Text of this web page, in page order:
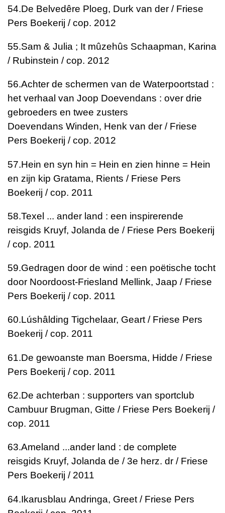
54.De Belvedêre Ploeg, Durk van der / Friese
Pers Boekerij / cop. 2012
55.Sam & Julia ; It mûzehûs Schaapman, Karina
/ Rubinstein / cop. 2012
56.Achter de schermen van de Waterpoortstad :
het verhaal van Joop Doevendans : over drie
gebroeders en twee zusters
Doevendans Winden, Henk van der / Friese
Pers Boekerij / cop. 2012
57.Hein en syn hin = Hein en zien hinne = Hein
en zijn kip Gratama, Rients / Friese Pers
Boekerij / cop. 2011
58.Texel ... ander land : een inspirerende
reisgids Kruyf, Jolanda de / Friese Pers Boekerij
/ cop. 2011
59.Gedragen door de wind : een poëtische tocht
door Noordoost-Friesland Mellink, Jaap / Friese
Pers Boekerij / cop. 2011
60.Lúshâlding Tigchelaar, Geart / Friese Pers
Boekerij / cop. 2011
61.De gewoanste man Boersma, Hidde / Friese
Pers Boekerij / cop. 2011
62.De achterban : supporters van sportclub
Cambuur Brugman, Gitte / Friese Pers Boekerij /
cop. 2011
63.Ameland ...ander land : de complete
reisgids Kruyf, Jolanda de / 3e herz. dr / Friese
Pers Boekerij / 2011
64.Ikarusblau Andringa, Greet / Friese Pers